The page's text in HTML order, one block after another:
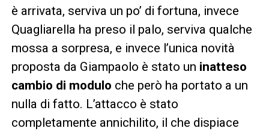
è arrivata, serviva un po’ di fortuna, invece
Quagliarella ha preso il palo, serviva qualche
mossa a sorpresa, e invece l’unica novità
proposta da Giampaolo è stato un inatteso
cambio di modulo che però ha portato a un
nulla di fatto. L’attacco è stato
completamente annichilito, il che dispiace